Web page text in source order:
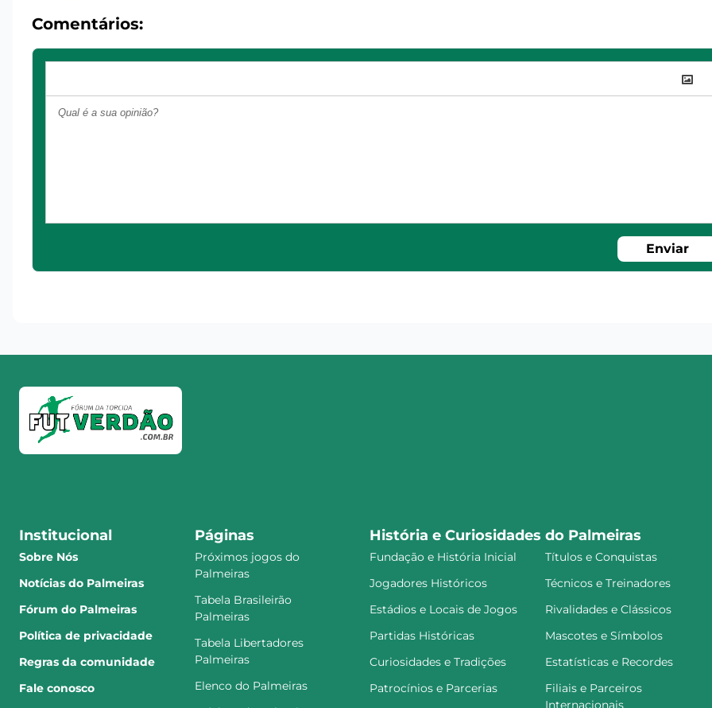
Comentários:
Enviar
Institucional
Sobre Nós
Notícias do Palmeiras
Fórum do Palmeiras
Política de privacidade
Regras da comunidade
Fale conosco
Páginas
Próximos jogos do
Palmeiras
Tabela Brasileirão
Palmeiras
Tabela Libertadores
Palmeiras
Elenco do Palmeiras
História e Curiosidades do Palmeiras
Fundação e História Inicial
Títulos e Conquistas
Jogadores Históricos
Técnicos e Treinadores
Estádios e Locais de Jogos
Rivalidades e Clássicos
Partidas Históricas
Mascotes e Símbolos
Curiosidades e Tradições
Estatísticas e Recordes
Patrocínios e Parcerias
Filiais e Parceiros
Internacionais